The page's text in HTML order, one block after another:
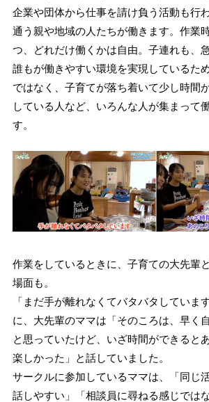
企業や団体から仕事を請け負う活動も行
通う親や地域の人たちが働きます。作業
つ、どれだけ働くかは自由。子連れも、
誰もが働きやすい環境を実現しているた
ではなく、子育てが落ち着いて少し時間
している人など、いろんな人が集まって
す。
作業をしているときに、子育ての大先輩
場面も。
「まだ手が離れなくてバタバタしていま
に、大先輩のママは「そのころは、早く
と思っていたけど、いざ時間ができると
楽しかった」と話していました。
サークルに参加しているママは、「同じ
話しやすい」「相談員に尋ねる感じでは